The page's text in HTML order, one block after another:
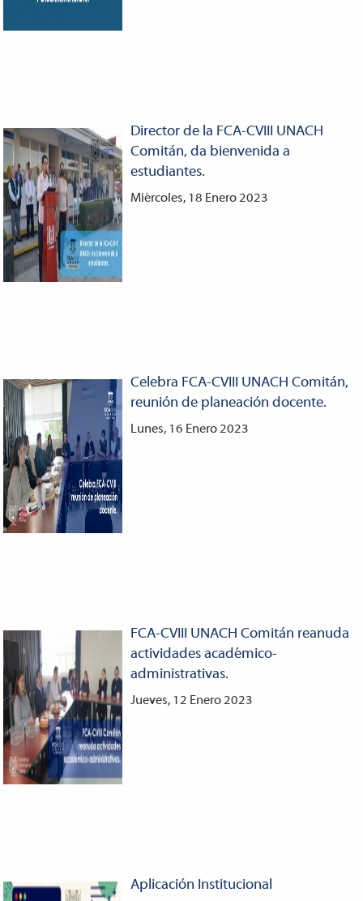
Director de la FCA-CVIII UNACH
Comitán, da bienvenida a
estudiantes.
Miércoles, 18 Enero 2023
Celebra FCA-CVIII UNACH Comitán,
reunión de planeación docente.
Lunes, 16 Enero 2023
FCA-CVIII UNACH Comitán reanuda
actividades académico-
administrativas.
Jueves, 12 Enero 2023
Aplicación Institucional